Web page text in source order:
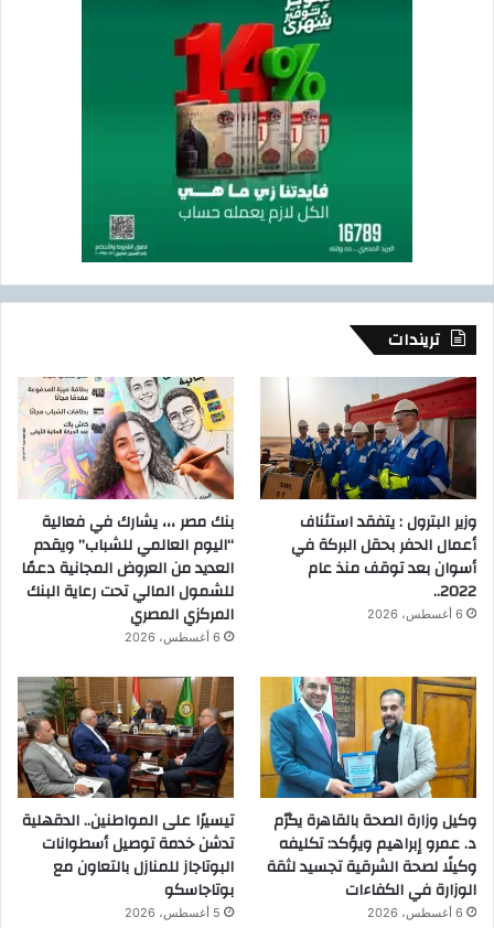
تريندات
وزير البترول : يتفقد استئناف
أعمال الحفر بحقل البركة في
أسوان بعد توقف منذ عام
2022..
6 أغسطس، 2026
بنك مصر ،،، يشارك في فعالية
“اليوم العالمي للشباب” ويقدم
العديد من العروض المجانية دعمًا
للشمول المالي تحت رعاية البنك
المركزي المصري
6 أغسطس، 2026
وكيل وزارة الصحة بالقاهرة يكرّم
د. عمرو إبراهيم ويؤكد: تكليفه
وكيلًا لصحة الشرقية تجسيد لثقة
الوزارة في الكفاءات
6 أغسطس، 2026
تيسيرًا على المواطنين.. الدقهلية
تدشن خدمة توصيل أسطوانات
البوتاجاز للمنازل بالتعاون مع
بوتاجاسكو
5 أغسطس، 2026